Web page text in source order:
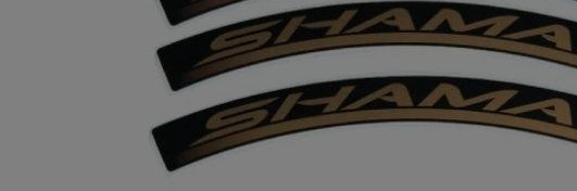
¥990(税込)
Valentino Rossi(バレ
ーノロッシ)バンダナ